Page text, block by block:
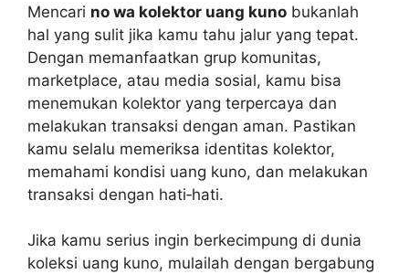
Mencari no wa kolektor uang kuno bukanlah
hal yang sulit jika kamu tahu jalur yang tepat.
Dengan memanfaatkan grup komunitas,
marketplace, atau media sosial, kamu bisa
menemukan kolektor yang terpercaya dan
melakukan transaksi dengan aman. Pastikan
kamu selalu memeriksa identitas kolektor,
memahami kondisi uang kuno, dan melakukan
transaksi dengan hati‑hati.
Jika kamu serius ingin berkecimpung di dunia
koleksi uang kuno, mulailah dengan bergabung